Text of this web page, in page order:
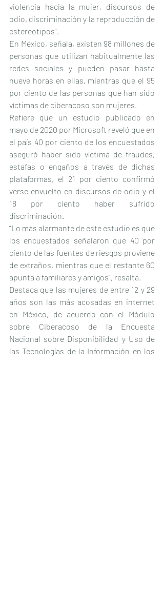
violencia hacia la mujer, discursos de
odio, discriminación y la reproducción de
estereotipos”.
En México, señala, existen 98 millones de
personas que utilizan habitualmente las
redes sociales y pueden pasar hasta
nueve horas en ellas, mientras que el 95
por ciento de las personas que han sido
víctimas de ciberacoso son mujeres.
Refiere que un estudio publicado en
mayo de 2020 por Microsoft reveló que en
el país 40 por ciento de los encuestados
aseguró haber sido víctima de fraudes,
estafas o engaños a través de dichas
plataformas, el 21 por ciento confirmó
verse envuelto en discursos de odio y el
18 por ciento haber sufrido
discriminación.
“Lo más alarmante de este estudio es que
los encuestados señalaron que 40 por
ciento de las fuentes de riesgos proviene
de extraños, mientras que el restante 60
apunta a familiares y amigos”, resalta.
Destaca que las mujeres de entre 12 y 29
años son las más acosadas en internet
en México, de acuerdo con el Módulo
sobre Ciberacoso de la Encuesta
Nacional sobre Disponibilidad y Uso de
las Tecnologías de la Información en los